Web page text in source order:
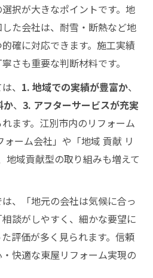
択が大きなポイントです。地
た会社は、耐雪・断熱など地
確に対応できます。施工実績
さも重要な判断材料です。
、 1. 地域での実績が豊富か、
か、 3. アフターサービスが充実
ます。江別市内のリフォーム
ーム会社」や「地域 貢献 リ
地域貢献型の取り組みも増えて
、「地元の会社は気候に合っ
談がしやすく、細かな要望に
評価が多く見られます。信頼
快適な東屋リフォーム実現の